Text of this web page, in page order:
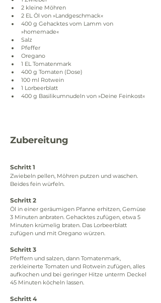
2 kleine Möhren
2 EL Öl von »Landgeschmack«
400 g Gehacktes vom Lamm von
»homemade«
Salz
Pfeffer
Oregano
1 EL Tomatenmark
400 g Tomaten (Dose)
100 ml Rotwein
1 Lorbeerblatt
400 g Basilikumnudeln von »Deine Feinkost«
Zubereitung
Schritt 1
Zwiebeln pellen, Möhren putzen und waschen.
Beides fein würfeln.
Schritt 2
Öl in einer geräumigen Pfanne erhitzen, Gemüse
3 Minuten anbraten. Gehacktes zufügen, etwa 5
Minuten krümelig braten. Das Lorbeerblatt
zufügen und mit Oregano würzen.
Schritt 3
Pfeffern und salzen, dann Tomatenmark,
zerkleinerte Tomaten und Rotwein zufügen, alles
aufkochen und bei geringer Hitze unterm Deckel
45 Minuten köcheln lassen.
Schritt 4